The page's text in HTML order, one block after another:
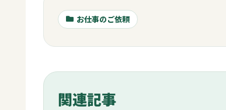
お仕事のご依頼
関連記事